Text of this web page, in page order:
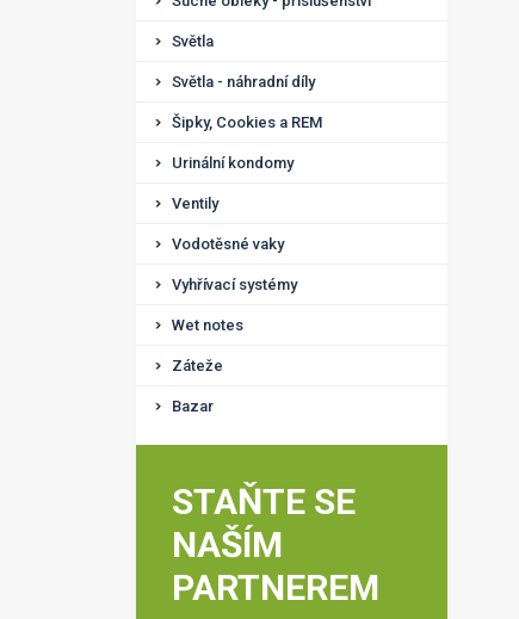
Světla
Světla - náhradní díly
Šipky, Cookies a REM
Urinální kondomy
Ventily
Vodotěsné vaky
Vyhřívací systémy
Wet notes
Záteže
Bazar
STAŇTE SE
NAŠÍM
PARTNEREM